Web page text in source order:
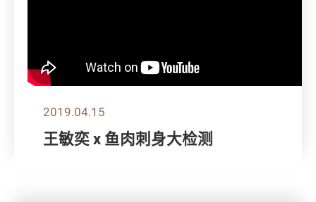
2019.04.15
王敏奕 x 鱼肉刺身大检测